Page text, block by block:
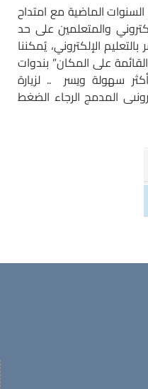
الماضية مع امتداح
والمتعلمين على حد
الإلكتروني، يُمكننا
على المكان” بندوات
سهولة ويسر .. لزيارة
المدمج الرجاء الضغط